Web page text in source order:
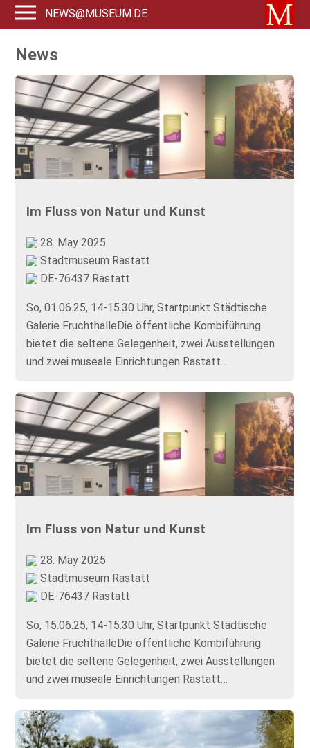
NEWS@MUSEUM.DE
News
Im Fluss von Natur und Kunst
28. May 2025
Stadtmuseum Rastatt
DE-76437 Rastatt
So, 01.06.25, 14-15.30 Uhr, Startpunkt Städtische
Galerie FruchthalleDie öffentliche Kombiführung
bietet die seltene Gelegenheit, zwei Ausstellungen
und zwei museale Einrichtungen Rastatt…
Im Fluss von Natur und Kunst
28. May 2025
Stadtmuseum Rastatt
DE-76437 Rastatt
So, 15.06.25, 14-15.30 Uhr, Startpunkt Städtische
Galerie FruchthalleDie öffentliche Kombiführung
bietet die seltene Gelegenheit, zwei Ausstellungen
und zwei museale Einrichtungen Rastatt…